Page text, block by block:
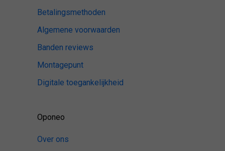
Betalingsmethoden
Algemene voorwaarden
Banden reviews
Montagepunt
Digitale toegankelijkheid
Oponeo
Over ons